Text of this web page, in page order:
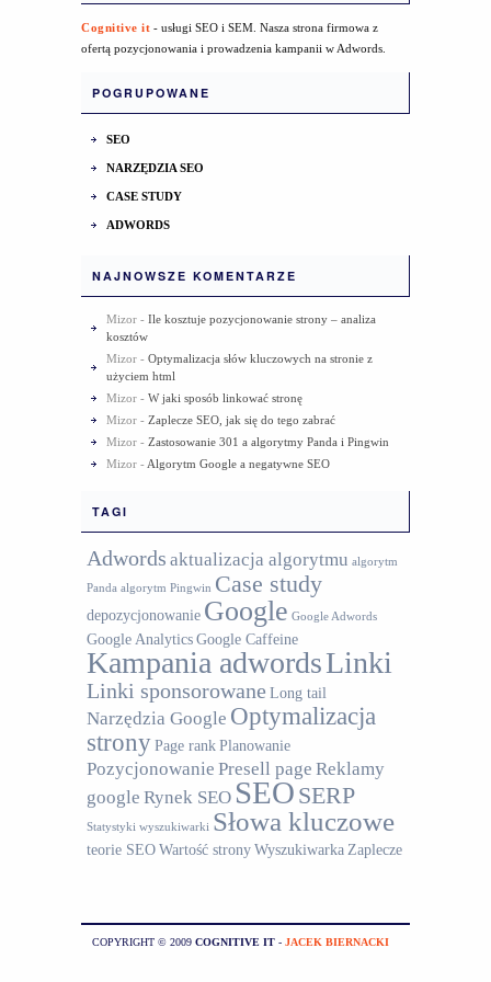
Cognitive it - usługi SEO i SEM. Nasza strona firmowa z
ofertą pozycjonowania i prowadzenia kampanii w Adwords.
POGRUPOWANE
SEO
NARZĘDZIA SEO
CASE STUDY
ADWORDS
NAJNOWSZE KOMENTARZE
Mizor - Ile kosztuje pozycjonowanie strony – analiza
kosztów
Mizor - Optymalizacja słów kluczowych na stronie z
użyciem html
Mizor - W jaki sposób linkować stronę
Mizor - Zaplecze SEO, jak się do tego zabrać
Mizor - Zastosowanie 301 a algorytmy Panda i Pingwin
Mizor - Algorytm Google a negatywne SEO
TAGI
Adwords aktualizacja algorytmu algorytm
Panda algorytm Pingwin Case study
depozycjonowanie Google Google Adwords
Google AnalyticsGoogle Caffeine
Kampania adwordsLinki
Linki sponsorowane Long tail
Narzędzia Google Optymalizacja
stronyPage rankPlanowanie
Pozycjonowanie Presell page Reklamy
google Rynek SEO SEO SERP
Statystyki wyszukiwarki Słowa kluczowe
teorie SEOWartość stronyWyszukiwarka Zaplecze
COPYRIGHT © 2009 COGNITIVE IT - JACEK BIERNACKI